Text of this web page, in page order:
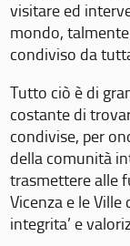
visitare ed
mondo,
condiviso da
Tutto ciò è di
costante di
condivise, per
della comunità
trasmettere alle
Vicenza e le
integrita’ e